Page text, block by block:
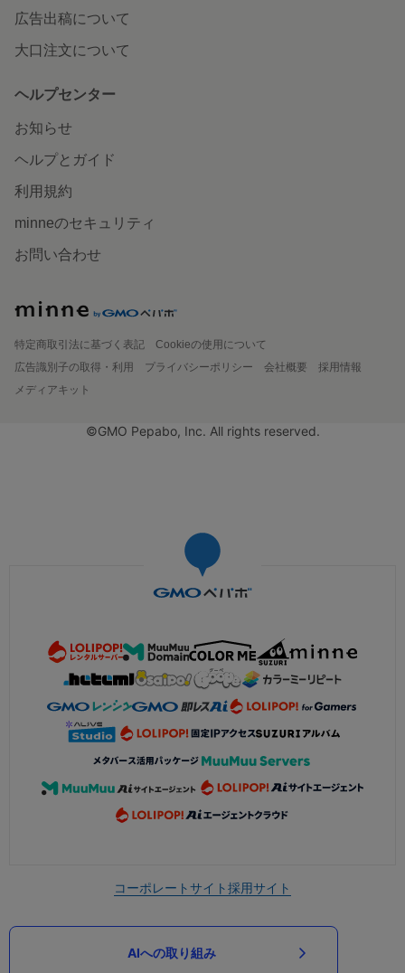
広告出稿について
大口注文について
ヘルプセンター
お知らせ
ヘルプとガイド
利用規約
minneのセキュリティ
お問い合わせ
特定商取引法に基づく表記
Cookieの使用について
広告識別子の取得・利用
プライバシーポリシー 会社概要
採用情報
メディアキット
©GMO Pepabo, Inc. All rights reserved.
コーポレートサイト採用サイト
AIへの取り組み